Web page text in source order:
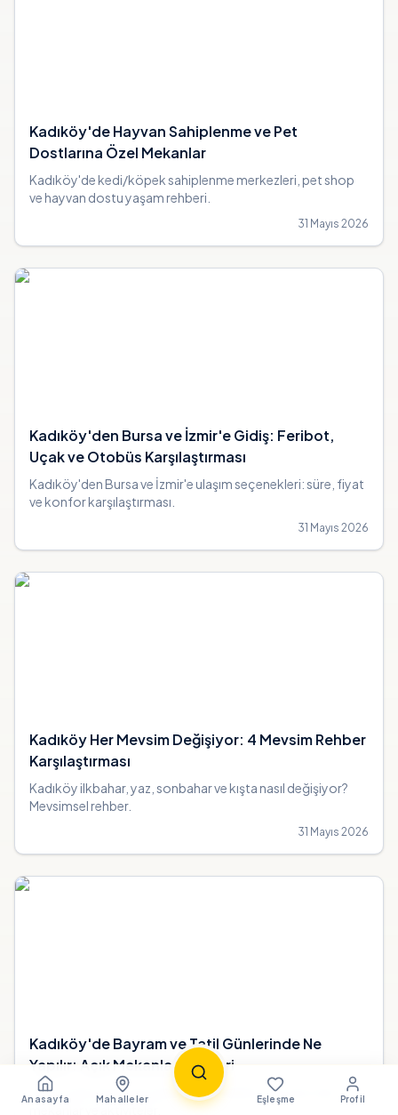
Kadıköy'de Hayvan Sahiplenme ve Pet
Dostlarına Özel Mekanlar
Kadıköy'de kedi/köpek sahiplenme merkezleri, pet shop
ve hayvan dostu yaşam rehberi.
31 Mayıs 2026
Kadıköy'den Bursa ve İzmir'e Gidiş: Feribot,
Uçak ve Otobüs Karşılaştırması
Kadıköy'den Bursa ve İzmir'e ulaşım seçenekleri: süre, fiyat
ve konfor karşılaştırması.
31 Mayıs 2026
Kadıköy Her Mevsim Değişiyor: 4 Mevsim Rehber
Karşılaştırması
Kadıköy ilkbahar, yaz, sonbahar ve kışta nasıl değişiyor?
Mevsimsel rehber.
31 Mayıs 2026
Kadıköy'de Bayram ve Tatil Günlerinde Ne
Yapılır: Açık Mekanlar Rehberi
Resmi tatil ve bayram günlerinde Kadıköy'de açık olan
mekanlar ve aktiviteler.
Anasayfa Mahalleler Eşleşme Profil